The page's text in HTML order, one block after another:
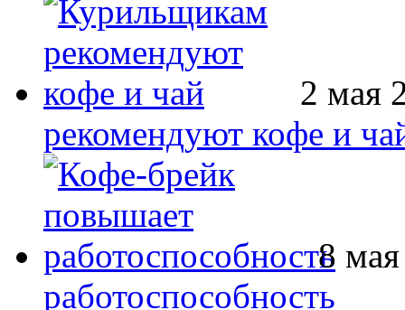
2 мая
рекомендуют кофе и
8
работоспособность